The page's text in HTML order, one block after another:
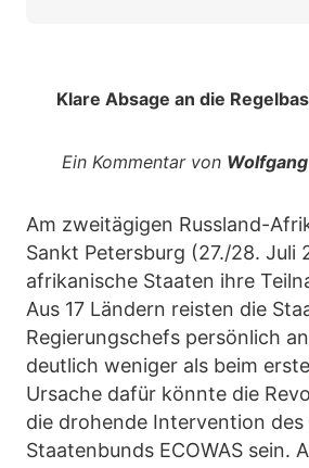
Klare Absage an die
Ein Kommentar von
Am zweitägigen Russland-
Sankt Petersburg (27./28. Juli
afrikanische Staaten ihre
Aus 17 Ländern reisten die
Regierungschefs persönlich
deutlich weniger als beim
Ursache dafür könnte die
die drohende Intervention
Staatenbunds ECOWAS sein.